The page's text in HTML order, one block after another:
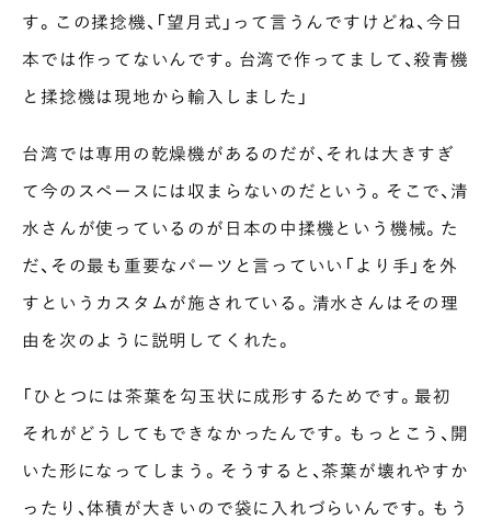
す。この揉捻機、「望月式」って言うんですけどね、今日
本では作ってないんです。台湾で作ってまして、殺青機
と揉捻機は現地から輸入しました」
台湾では専用の乾燥機があるのだが、それは大きすぎ
て今のスペースには収まらないのだという。そこで、清
水さんが使っているのが日本の中揉機という機械。た
だ、その最も重要なパーツと言っていい「より手」を外
すというカスタムが施されている。清水さんはその理
由を次のように説明してくれた。
「ひとつには茶葉を勾玉状に成形するためです。最初
それがどうしてもできなかったんです。もっとこう、開
いた形になってしまう。そうすると、茶葉が壊れやすか
ったり、体積が大きいので袋に入れづらいんです。もう